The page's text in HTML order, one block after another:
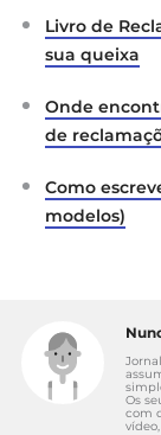
Livro de
sua queixa
Onde
de
Como
modelos)
Os
com